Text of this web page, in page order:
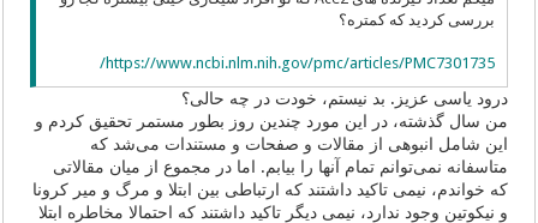
بررسی کردید که کمتره؟
https://www.ncbi.nlm.nih.gov/pmc/articles/PMC7301735/
درود یاسی عزیز. بد نیستم، خودت در چه حالی؟
من سال گذشته، در این مورد چندین روز بطور مستمر تحقیق کردم و
این شامل انبوهی از مقالات و صفحات و مستندات می‌شد که
متاسفانه نمی‌توانم تمام آنها را بیابم. اما در مجموع از میان مقالاتی
که خواندم، نیمی تاکید داشتند که ارتباطی بین ابتلا و مرگ و میر کرونا
و نیکوتین وجود ندارد، نیمی دیگر تاکید داشتند که احتمالا مخاطره ابتلا